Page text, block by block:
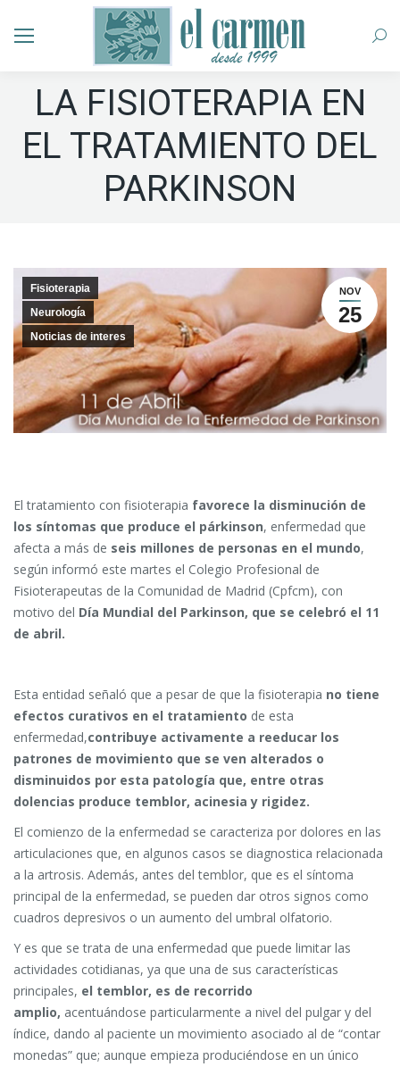
LA FISIOTERAPIA EN
EL TRATAMIENTO DEL
PARKINSON
NOV
25
Fisioterapia
Neurología
Noticias de interes
El tratamiento con fisioterapia favorece la disminución de
los síntomas que produce el párkinson, enfermedad que
afecta a más de seis millones de personas en el mundo,
según informó este martes el Colegio Profesional de
Fisioterapeutas de la Comunidad de Madrid (Cpfcm), con
motivo del Día Mundial del Parkinson, que se celebró el 11
de abril.
Esta entidad señaló que a pesar de que la fisioterapia no tiene
efectos curativos en el tratamiento de esta
enfermedad,contribuye activamente a reeducar los
patrones de movimiento que se ven alterados o
disminuidos por esta patología que, entre otras
dolencias produce temblor, acinesia y rigidez.
El comienzo de la enfermedad se caracteriza por dolores en las
articulaciones que, en algunos casos se diagnostica relacionada
a la artrosis. Además, antes del temblor, que es el síntoma
principal de la enfermedad, se pueden dar otros signos como
cuadros depresivos o un aumento del umbral olfatorio.
Y es que se trata de una enfermedad que puede limitar las
actividades cotidianas, ya que una de sus características
principales, el temblor, es de recorrido
amplio, acentuándose particularmente a nivel del pulgar y del
índice, dando al paciente un movimiento asociado al de “contar
monedas” que; aunque empieza produciéndose en un único